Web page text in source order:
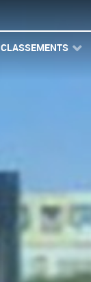
CLASSEMENTS